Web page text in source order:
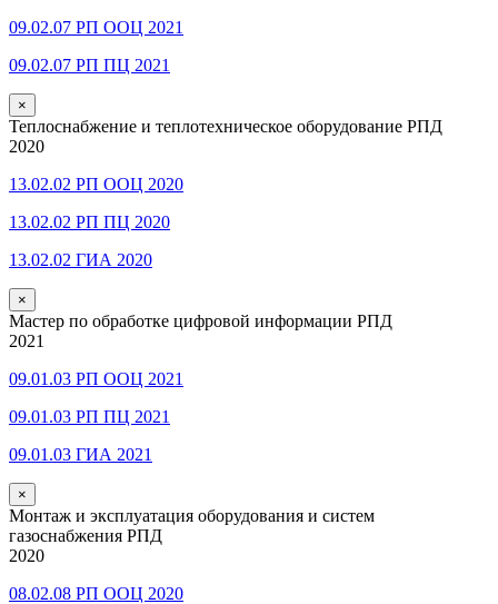
09.02.07 РП ООЦ 2021
09.02.07 РП ПЦ 2021
×
Теплоснабжение и теплотехническое оборудование РПД
2020
13.02.02 РП ООЦ 2020
13.02.02 РП ПЦ 2020
13.02.02 ГИА 2020
×
Мастер по обработке цифровой информации РПД
2021
09.01.03 РП ООЦ 2021
09.01.03 РП ПЦ 2021
09.01.03 ГИА 2021
×
Монтаж и эксплуатация оборудования и систем
газоснабжения РПД
2020
08.02.08 РП ООЦ 2020